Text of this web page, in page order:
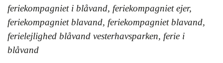
feriekompagniet i blåvand, feriekompagniet ejer,
feriekompagniet blavand, feriekompagniet blavand,
ferielejlighed blåvand vesterhavsparken, ferie i
blåvand